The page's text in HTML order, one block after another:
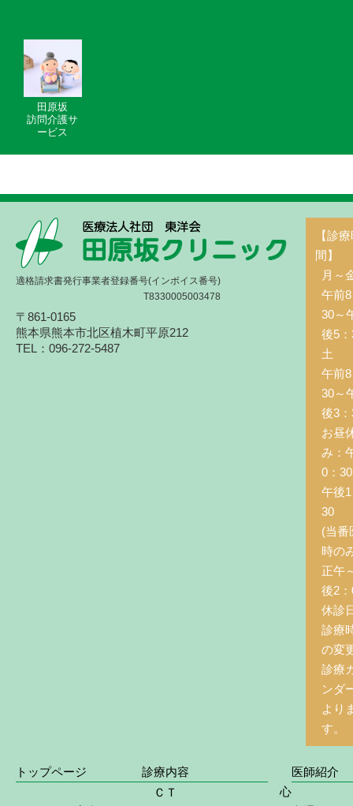
田原坂
訪問介護サ
ービス
適格請求書発行事業者登録番号(インボイス番号)
T8330005003478
〒861-0165
熊本県熊本市北区植木町平原212
TEL：096-272-5487
【診
間】
月～
午前
30～
後5
土
午前
30～
後3
お昼
み：
0：
午後
30
(当番
時の
正午
後2
休診
診療
の変
診療
ンダ
より
す。
トップページ
診療内容
ＣＴ
心
医師紹介